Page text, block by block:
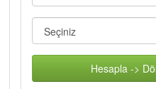
Hesapla ->